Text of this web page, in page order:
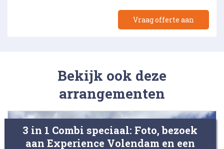
Bekijk ook deze
arrangementen
3 in 1 Combi speciaal: Foto, bezoek
aan Experience Volendam en een